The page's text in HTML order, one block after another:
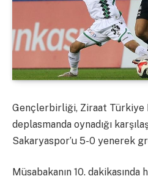
Gençlerbirliği, Ziraat Türkiye
deplasmanda oynadığı
Sakaryaspor’u 5-0 yenerek
Müsabakanın 10. dakikasında